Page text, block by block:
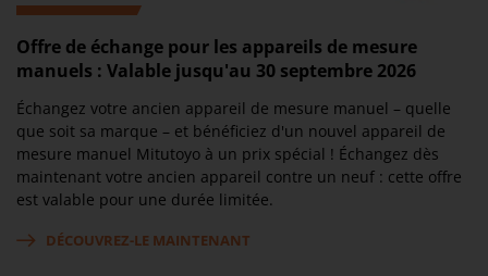
Offre de échange pour les appareils de mesure
manuels : Valable jusqu'au 30 septembre 2026
Échangez votre ancien appareil de mesure manuel – quelle
que soit sa marque – et bénéficiez d'un nouvel appareil de
mesure manuel Mitutoyo à un prix spécial ! Échangez dès
maintenant votre ancien appareil contre un neuf : cette offre
est valable pour une durée limitée.
DÉCOUVREZ-LE MAINTENANT